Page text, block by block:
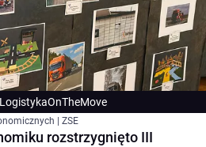
| ZSE
rozstrzygnięto III